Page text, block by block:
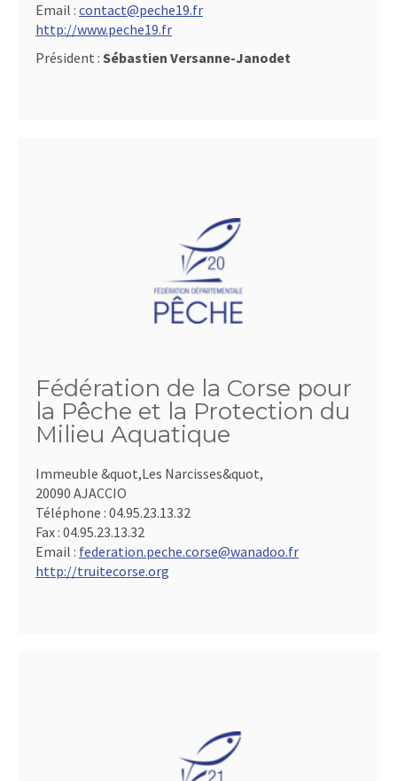
Email : contact@peche19.fr
http://www.peche19.fr
Président : Sébastien Versanne-Janodet
Fédération de la Corse pour
la Pêche et la Protection du
Milieu Aquatique
Immeuble &quot,Les Narcisses&quot,
20090 AJACCIO
Téléphone : 04.95.23.13.32
Fax : 04.95.23.13.32
Email : federation.peche.corse@wanadoo.fr
http://truitecorse.org